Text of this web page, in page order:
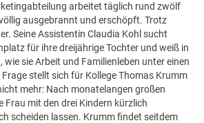
arbeitet täglich rund zwölf
ausgebrannt und erschöpft. Trotz
Seine Assistentin Claudia Kohl sucht
für ihre dreijährige Tochter und weiß in
sie Arbeit und Familienleben unter einen
stellt sich für Kollege Thomas Krumm
mehr: Nach monatelangen großen
Frau mit den drei Kindern kürzlich
scheiden lassen. Krumm findet seitdem